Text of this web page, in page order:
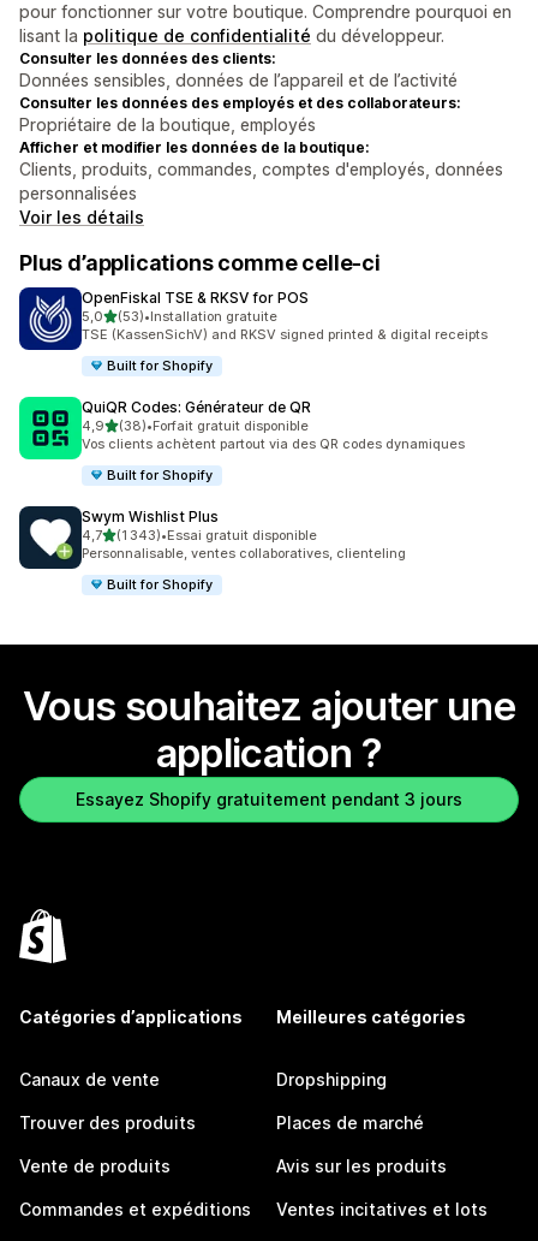
pour fonctionner sur votre boutique. Comprendre pourquoi en
lisant la politique de confidentialité du développeur.
Consulter les données des clients:
Données sensibles, données de l’appareil et de l’activité
Consulter les données des employés et des collaborateurs:
Propriétaire de la boutique, employés
Afficher et modifier les données de la boutique:
Clients, produits, commandes, comptes d'employés, données
personnalisées
Voir les détails
Plus d’applications comme celle-ci
OpenFiskal TSE & RKSV for POS
5,0étoile(s) sur 5
(53)
53 avis au total
•Installation gratuite
TSE (KassenSichV) and RKSV signed printed & digital receipts
Built for Shopify
QuiQR Codes: Générateur de QR
4,9étoile(s) sur 5
(38)
38 avis au total
•Forfait gratuit disponible
Vos clients achètent partout via des QR codes dynamiques
Built for Shopify
Swym Wishlist Plus
4,7étoile(s) sur 5
(1 343)
1343 avis au total
•Essai gratuit disponible
Personnalisable, ventes collaboratives, clienteling
Built for Shopify
Vous souhaitez ajouter une
application ?
Essayez Shopify gratuitement pendant 3 jours
Catégories d’applications
Canaux de vente
Trouver des produits
Vente de produits
Commandes et expéditions
Meilleures catégories
Dropshipping
Places de marché
Avis sur les produits
Ventes incitatives et lots